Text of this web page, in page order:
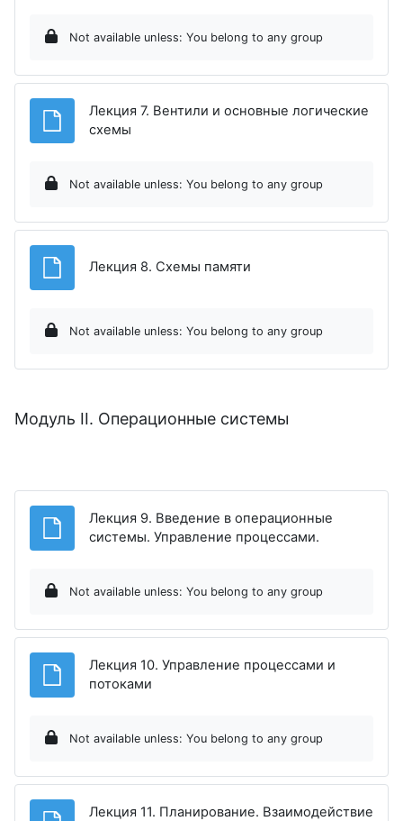
Not available unless: You belong to any group
Лекция 7. Вентили и основные логические
схемы
Not available unless: You belong to any group
Лекция 8. Cхемы памяти
Not available unless: You belong to any group
Модуль II. Операционные системы
Лекция 9. Введение в операционные
системы. Управление процессами.
Not available unless: You belong to any group
Лекция 10. Управление процессами и
потоками
Not available unless: You belong to any group
Лекция 11. Планирование. Взаимодействие